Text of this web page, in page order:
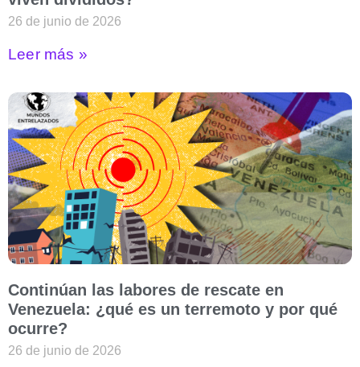
26 de junio de 2026
Leer más »
Continúan las labores de rescate en
Venezuela: ¿qué es un terremoto y por qué
ocurre?
26 de junio de 2026